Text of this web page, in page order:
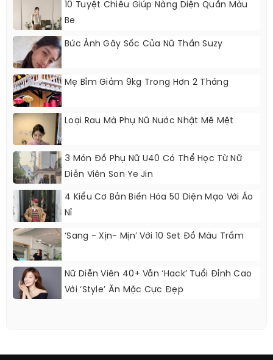
10 Tuyệt Chiêu Giúp Nàng Diện Quần Màu
Be
Bức Ảnh Gây Sốc Của Nữ Thần Suzy
Mẹ Bỉm Giảm 9kg Trong Hơn 2 Tháng
Loại Rau Mà Phụ Nữ Nước Nhật Mê Mệt
3 Món Đồ Phụ Nữ U40 Có Thể Học Từ Nữ
Diễn Viên Son Ye Jin
4 Kiểu Cơ Bản Biến Hóa 50 Diện Mạo Với Áo
Nỉ
‘Sang - Xịn- Mịn’ Với 10 Set Đồ Màu Trầm
Nữ Diễn Viên 40+ Vẫn ‘hack’ Tuổi Đỉnh Cao
Với ‘style’ Ăn Mặc Cực Đẹp